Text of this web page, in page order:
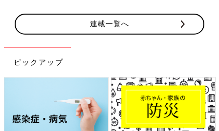
連載一覧へ
ピックアップ